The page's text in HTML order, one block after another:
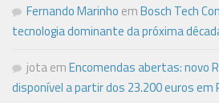
Fernando Marinho emBosch Tech
tecnologia dominante da próxima
jotaemEncomendas abertas: novo
disponível a partir dos 23.200 euros em